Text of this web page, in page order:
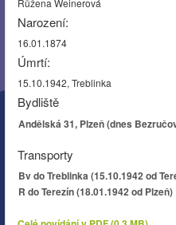
Narození:
16.01.1874
Úmrtí:
15.10.1942, Treblinka
Bydliště
Andělská 31, Plzeň (dnes
Transporty
Bv do Treblinka (15.10.1942 od
R do Terezín (18.01.1942 od Plzeň)